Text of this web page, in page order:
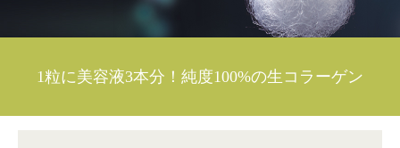
1粒に美容液3本分！純度100%の生コラーゲン